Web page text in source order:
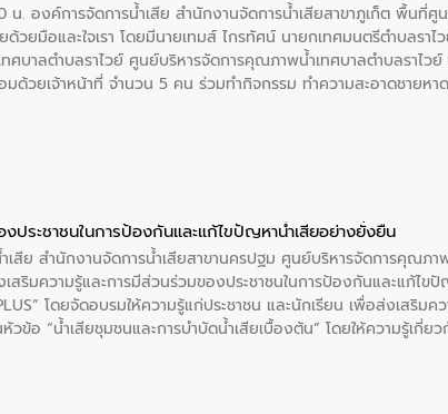
. องค์การจัดการน้ำเสีย สำนักงานจัดการน้ำเสียสาขาภูเก็ต พื้นที่
ด้วยมือและใจเรา โดยมีนายเทมส์ ไกรทัศน์ นายกเทศมนตรีตำบลราไ
ทศบาลตำบลราไวย์ ศูนย์บริหารจัดการคุณภาพน้ำเทศบาลตำบลราไว
มด้วยเจ้าหน้าที่ จำนวน 5 คน ร่วมทำกิจกรรม ทำความสะอาดชายห
ภอเมือง จังหวัดภูเก็ต
ประชาชนในการป้องกันและแก้ไขปัญหาน้ำเสียอย่างยั่งยืน
ย สำนักงานจัดการน้ำเสียสาขานครปฐม ศูนย์บริหารจัดการคุณภา
ริมความรู้และการมีส่วนร่วมของประชาชนในการป้องกันและแก้ไข
โดยจัดอบรมให้ความรู้แก่ประชาชน และนักเรียน เพื่อส่งเสริมคว
ข้อ “น้ำเสียชุมชนและการบำบัดน้ำเสียเบื้องต้น” โดยให้ความรู้เกี่ย
ล่งกำเนิด การบำบัดน้ำเสียเบื้องต้นในครัวเรือน ณ เทศบาลตำบลบา